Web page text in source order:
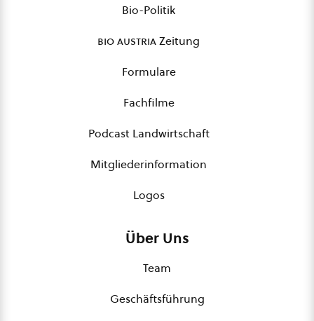
Bio-Politik
bio austriaZeitung
Formulare
Fachfilme
Podcast Landwirtschaft
Mitgliederinformation
Logos
Über Uns
Team
Geschäftsführung